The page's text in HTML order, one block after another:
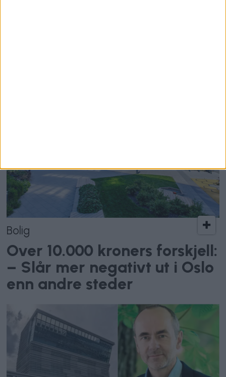
Bolig
Over 10.000 kroners forskjell:
– Slår mer negativt ut i Oslo
enn andre steder